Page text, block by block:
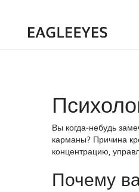
Вы когда‑небудь
карманы? Причина
концентрацию,
Почему